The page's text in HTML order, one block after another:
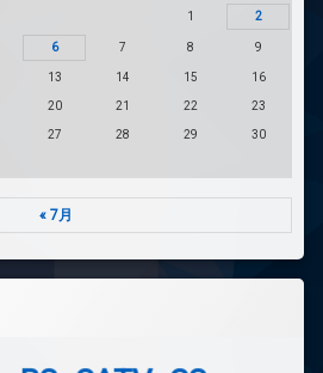
1 2
6 7 8 9
13 14 15 16
20 21 22 23
27 28 29 30
« 7月